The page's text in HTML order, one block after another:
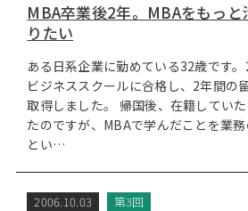
MBA卒業後2年。MBAをもっ
りたい
ある日系企業に勤めている32歳です
ビジネススクールに合格し、2年間の
取得しました。 帰国後、在籍してい
たのですが、MBAで学んだことを業
とい…
2006.10.03 第3回